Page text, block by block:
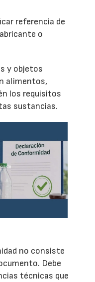
referencia de
o
y objetos
alimentos,
los requisitos
sustancias.
no consiste
Debe
técnicas que